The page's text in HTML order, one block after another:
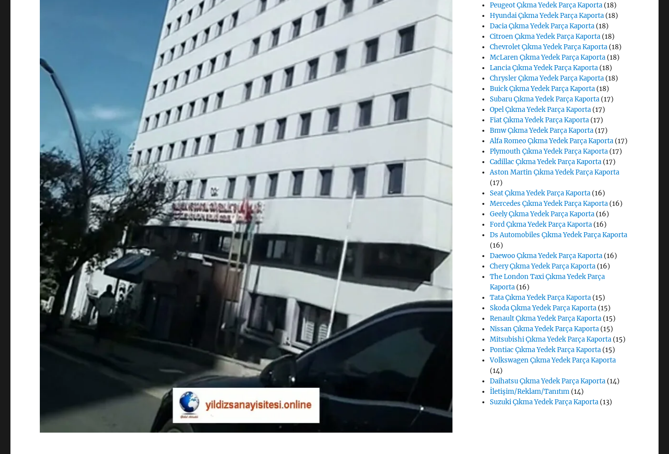
Peugeot Çıkma Yedek Parça Kaporta (18)
Hyundai Çıkma Yedek Parça Kaporta (18)
Dacia Çıkma Yedek Parça Kaporta (18)
Citroen Çıkma Yedek Parça Kaporta (18)
Chevrolet Çıkma Yedek Parça Kaporta (18)
McLaren Çıkma Yedek Parça Kaporta (18)
Lancia Çıkma Yedek Parça Kaporta (18)
Chrysler Çıkma Yedek Parça Kaporta (18)
Buick Çıkma Yedek Parça Kaporta (18)
Subaru Çıkma Yedek Parça Kaporta (17)
Opel Çıkma Yedek Parça Kaporta (17)
Fiat Çıkma Yedek Parça Kaporta (17)
Bmw Çıkma Yedek Parça Kaporta (17)
Alfa Romeo Çıkma Yedek Parça Kaporta (17)
Plymouth Çıkma Yedek Parça Kaporta (17)
Cadillac Çıkma Yedek Parça Kaporta (17)
Aston Martin Çıkma Yedek Parça Kaporta
(17)
Seat Çıkma Yedek Parça Kaporta (16)
Mercedes Çıkma Yedek Parça Kaporta (16)
Geely Çıkma Yedek Parça Kaporta (16)
Ford Çıkma Yedek Parça Kaporta (16)
Ds Automobiles Çıkma Yedek Parça Kaporta
(16)
Daewoo Çıkma Yedek Parça Kaporta (16)
Chery Çıkma Yedek Parça Kaporta (16)
The London Taxi Çıkma Yedek Parça
Kaporta (16)
Tata Çıkma Yedek Parça Kaporta (15)
Skoda Çıkma Yedek Parça Kaporta (15)
Renault Çıkma Yedek Parça Kaporta (15)
Nissan Çıkma Yedek Parça Kaporta (15)
Mitsubishi Çıkma Yedek Parça Kaporta (15)
Pontiac Çıkma Yedek Parça Kaporta (15)
Volkswagen Çıkma Yedek Parça Kaporta
(14)
Daihatsu Çıkma Yedek Parça Kaporta (14)
İletişim/Reklam/Tanıtım (14)
Suzuki Çıkma Yedek Parça Kaporta (13)